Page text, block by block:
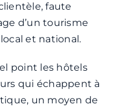
faute
d’un tourisme
et national.
point les hôtels
qui échappent à
un moyen de